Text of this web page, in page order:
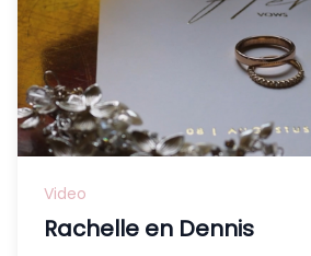
Video
Rachelle en Dennis